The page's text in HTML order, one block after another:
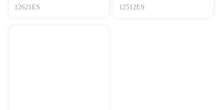
Amplification/ 高保真文库扩
12621ES
12512ES